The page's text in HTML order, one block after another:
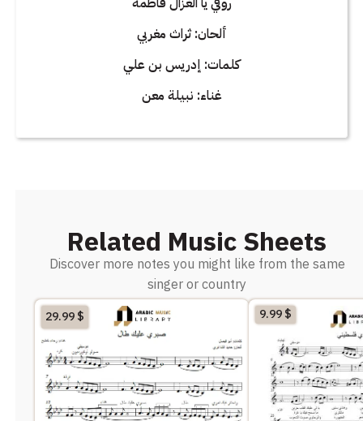
ألحان: ثراث مغربي
كلمات: إدريس بن علي
غناء: نبيلة معن
Related Music Sheets
Discover more notes you might like from the same
singer or country
29.99$ 9.99$